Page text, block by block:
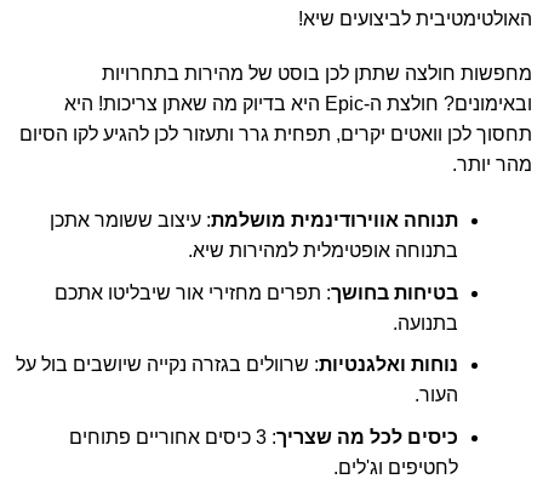
האולטימטיבית לביצועים שיא!
מחפשות חולצה שתתן לכן בוסט של מהירות בתחרויות
ובאימונים? חולצת ה-Epic היא בדיוק מה שאתן צריכות! היא
תחסוך לכן וואטים יקרים, תפחית גרר ותעזור לכן להגיע לקו הסיום
מהר יותר.
תנוחה אווירודינמית מושלמת: עיצוב ששומר אתכן
בתנוחה אופטימלית למהירות שיא.
בטיחות בחושך: תפרים מחזירי אור שיבליטו אתכם
בתנועה.
נוחות ואלגנטיות: שרוולים בגזרה נקייה שיושבים בול על
העור.
כיסים לכל מה שצריך
: 3 כיסים אחוריים פתוחים
לחטיפים וג'לים.